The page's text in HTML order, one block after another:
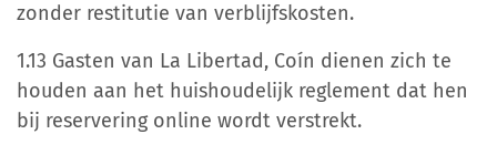
zonder restitutie van verblijfskosten.
1.13 Gasten van La Libertad, Coín dienen zich te
houden aan het huishoudelijk reglement dat hen
bij reservering online wordt verstrekt.